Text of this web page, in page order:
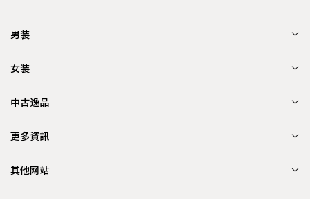
男装
女装
中古逸品
更多資訊
其他网站